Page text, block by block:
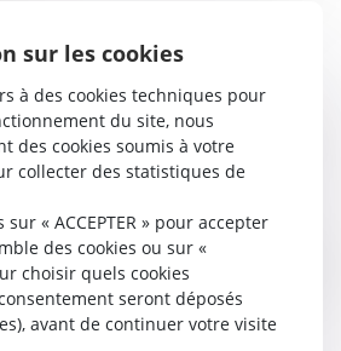
DROIT DES
du permis de construire,
judiciaires pour malfaçons,
études d’impact, litiges de
du permis de construire, de
de l’exploitation, troubles anormaux
publique et privée, conflits
du raccordement)
sur les cookies
à des cookies techniques pour
du site, nous
des cookies soumis à votre
collecter des statistiques de
« ACCEPTER » pour accepter
des cookies ou sur «
choisir quels cookies
seront déposés
avant de continuer votre visite